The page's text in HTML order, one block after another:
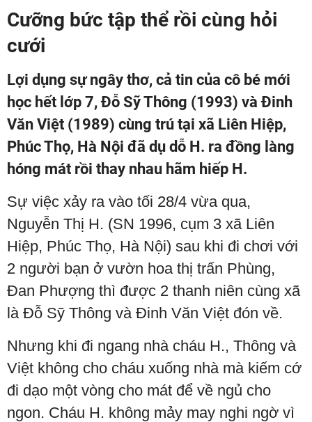
Cưỡng bức tập thể rồi cùng hỏi
cưới
Lợi dụng sự ngây thơ, cả tin của cô bé mới
học hết lớp 7, Đỗ Sỹ Thông (1993) và Đinh
Văn Việt (1989) cùng trú tại xã Liên Hiệp,
Phúc Thọ, Hà Nội đã dụ dỗ H. ra đồng làng
hóng mát rồi thay nhau hãm hiếp H.
Sự việc xảy ra vào tối 28/4 vừa qua,
Nguyễn Thị H. (SN 1996, cụm 3 xã Liên
Hiệp, Phúc Thọ, Hà Nội) sau khi đi chơi với
2 người bạn ở vườn hoa thị trấn Phùng,
Đan Phượng thì được 2 thanh niên cùng xã
là Đỗ Sỹ Thông và Đinh Văn Việt đón về.
Nhưng khi đi ngang nhà cháu H., Thông và
Việt không cho cháu xuống nhà mà kiếm cớ
đi dạo một vòng cho mát để về ngủ cho
ngon. Cháu H. không mảy may nghi ngờ vì